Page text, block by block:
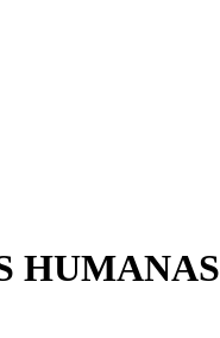
HUMANAS